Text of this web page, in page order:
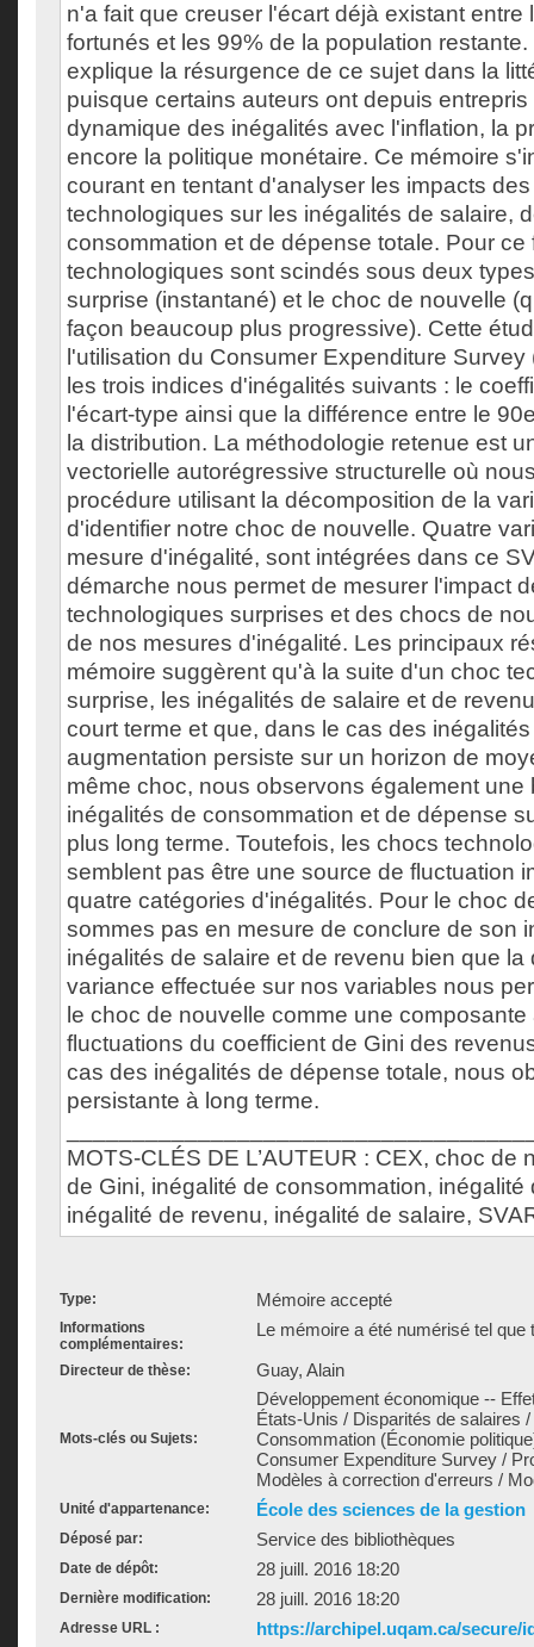
n'a fait que creuser l'écart déjà existant entre
fortunés et les 99% de la population
explique la résurgence de ce sujet dans la
puisque certains auteurs ont depuis
dynamique des inégalités avec l'inflation, la
encore la politique monétaire. Ce mémoire
courant en tentant d'analyser les impacts
technologiques sur les inégalités de salaire,
consommation et de dépense totale. Pour ce
technologiques sont scindés sous deux
surprise (instantané) et le choc de nouvelle
façon beaucoup plus progressive). Cette
l'utilisation du Consumer Expenditure
les trois indices d'inégalités suivants : le
l'écart-type ainsi que la différence entre le
la distribution. La méthodologie retenue est
vectorielle autorégressive structurelle où
procédure utilisant la décomposition de la
d'identifier notre choc de nouvelle. Quatre
mesure d'inégalité, sont intégrées dans ce
démarche nous permet de mesurer l'impact
technologiques surprises et des chocs de
de nos mesures d'inégalité. Les principaux
mémoire suggèrent qu'à la suite d'un choc
surprise, les inégalités de salaire et de
court terme et que, dans le cas des
augmentation persiste sur un horizon de
même choc, nous observons également une
inégalités de consommation et de dépense
plus long terme. Toutefois, les chocs
semblent pas être une source de fluctuation
quatre catégories d'inégalités. Pour le choc
sommes pas en mesure de conclure de son
inégalités de salaire et de revenu bien que
variance effectuée sur nos variables nous
le choc de nouvelle comme une
fluctuations du coefficient de Gini des
cas des inégalités de dépense totale, nous
persistante à long terme.
MOTS-CLÉS DE L’AUTEUR : CEX, choc de
de Gini, inégalité de consommation, inégalité
inégalité de revenu, inégalité de salaire,
Type: Mémoire accepté
Informations
complémentaires:
Le mémoire a été numérisé tel que
Directeur de thèse: Guay, Alain
Mots-clés ou Sujets:
Développement économique --
États-Unis / Disparités de salaires
Consommation (Économie
Consumer Expenditure Survey /
Modèles à correction d'erreurs /
Unité d'appartenance: École des sciences de la gestion
Déposé par: Service des bibliothèques
Date de dépôt: 28 juill. 2016 18:20
Dernière modification: 28 juill. 2016 18:20
Adresse URL : https://archipel.uqam.ca/secure/